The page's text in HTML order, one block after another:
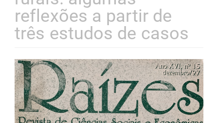
reflexões a partir de
três estudos de casos
Barra
lateral
de